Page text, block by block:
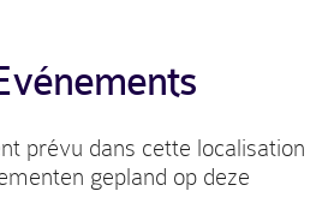
prévu dans cette localisation
gepland op deze